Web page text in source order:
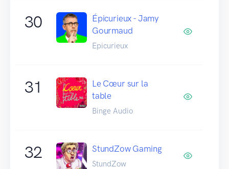
30
Épicurieux - Jamy
Gourmaud
Epicurieux
31
Le Cœur sur la
table
Binge Audio
32 StundZow Gaming
StundZow